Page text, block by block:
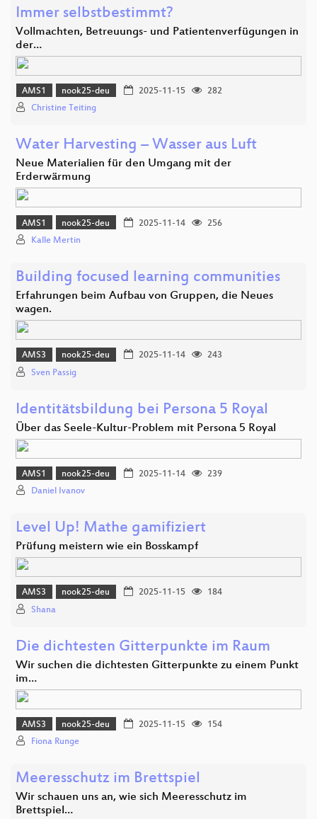
Immer selbstbestimmt?
Vollmachten, Betreuungs- und Patientenverfügungen in
der…
AMS1 nook25-deu 2025-11-15
282
Christine Teiting
Water Harvesting – Wasser aus Luft
Neue Materialien für den Umgang mit der
Erderwärmung
AMS1 nook25-deu 2025-11-14
256
Kalle Mertin
Building focused learning communities
Erfahrungen beim Aufbau von Gruppen, die Neues
wagen.
AMS3 nook25-deu 2025-11-14
243
Sven Passig
Identitätsbildung bei Persona 5 Royal
Über das Seele-Kultur-Problem mit Persona 5 Royal
AMS1 nook25-deu 2025-11-14
239
Daniel Ivanov
Level Up! Mathe gamifiziert
Prüfung meistern wie ein Bosskampf
AMS3 nook25-deu 2025-11-15
184
Shana
Die dichtesten Gitterpunkte im Raum
Wir suchen die dichtesten Gitterpunkte zu einem Punkt
im…
AMS3 nook25-deu 2025-11-15
154
Fiona Runge
Meeresschutz im Brettspiel
Wir schauen uns an, wie sich Meeresschutz im
Brettspiel…